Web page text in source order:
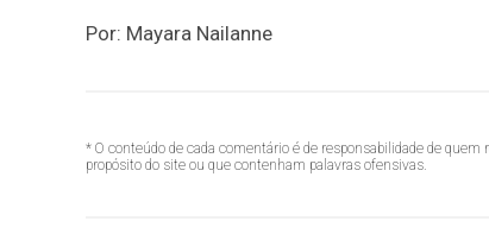
Por: Mayara Nailanne
* O conteúdo de cada comentário é de responsabilidade de
propósito do site ou que contenham palavras ofensivas.